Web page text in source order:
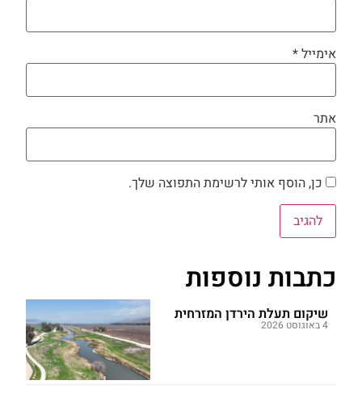
אימייל*
אתר
כן, הוסף אותי לרשימת התפוצה שלך.
כתבות נוספות
שיקום תעלת הירדן המזרחית
4 באוגוסט 2026